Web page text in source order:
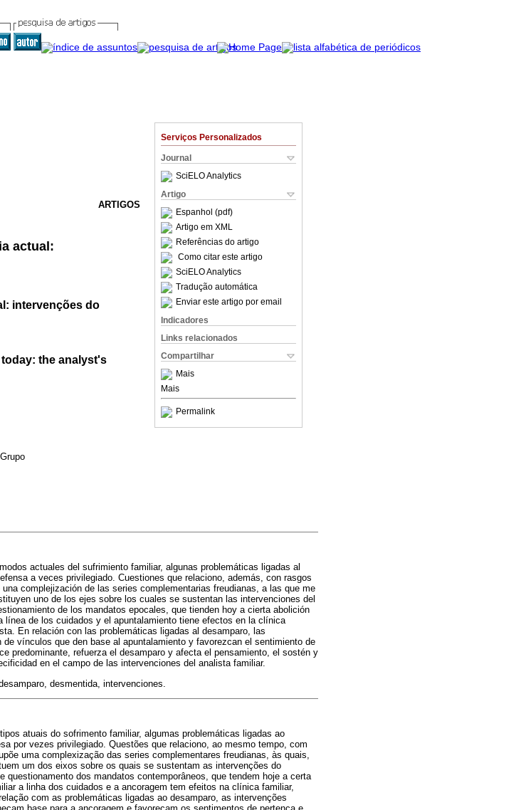
Serviços Personalizados
Journal
SciELO Analytics
Artigo
Espanhol (pdf)
Artigo em XML
Referências do artigo
Como citar este artigo
SciELO Analytics
Tradução automática
Enviar este artigo por email
Indicadores
Links relacionados
Compartilhar
Mais
Mais
Permalink
ARTIGOS
actual:
intervenções do
the analyst's
actuales del sufrimiento familiar, algunas problemáticas ligadas al
a veces privilegiado. Cuestiones que relaciono, además, con rasgos
complejización de las series complementarias freudianas, a las que me
uno de los ejes sobre los cuales se sustentan las intervenciones del
de los mandatos epocales, que tienden hoy a cierta abolición
de los cuidados y el apuntalamiento tiene efectos en la clínica
En relación con las problemáticas ligadas al desamparo, las
vínculos que den base al apuntalamiento y favorezcan el sentimiento de
predominante, refuerza el desamparo y afecta el pensamiento, el sostén y
en el campo de las intervenciones del analista familiar.
desmentida, intervenciones.
atuais do sofrimento familiar, algumas problemáticas ligadas ao
por vezes privilegiado. Questões que relaciono, ao mesmo tempo, com
uma complexização das series complementares freudianas, às quais,
um dos eixos sobre os quais se sustentam as intervenções do
dos mandatos contemporâneos, que tendem hoje a certa
a linha dos cuidados e a ancoragem tem efeitos na clínica familiar,
com as problemáticas ligadas ao desamparo, as intervenções